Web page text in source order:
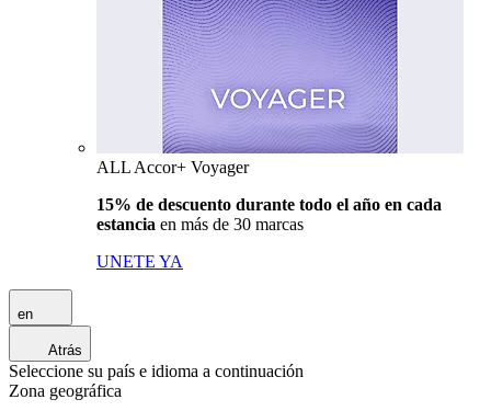
ALL Accor+ Voyager
15% de descuento durante todo el año en cada
estancia en más de 30 marcas
UNETE YA
en
Atrás
Seleccione su país e idioma a continuación
Zona geográfica